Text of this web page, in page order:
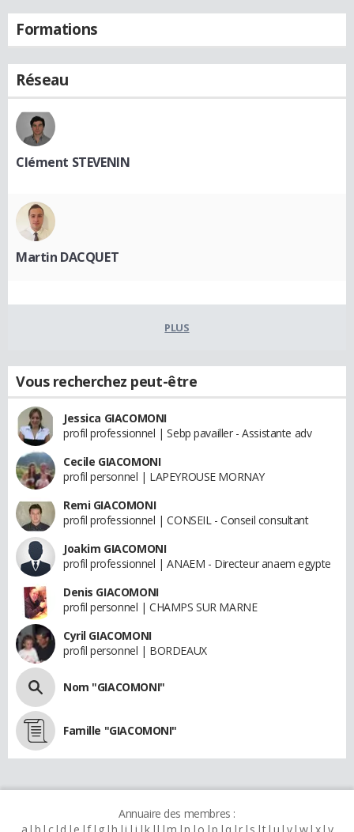
Formations
Réseau
Clément STEVENIN
Martin DACQUET
PLUS
Vous recherchez peut-être
Jessica GIACOMONI
profil professionnel | Sebp pavailler - Assistante adv
Cecile GIACOMONI
profil personnel | LAPEYROUSE MORNAY
Remi GIACOMONI
profil professionnel | CONSEIL - Conseil consultant
Joakim GIACOMONI
profil professionnel | ANAEM - Directeur anaem egypte
Denis GIACOMONI
profil personnel | CHAMPS SUR MARNE
Cyril GIACOMONI
profil personnel | BORDEAUX
Nom "GIACOMONI"
Famille "GIACOMONI"
Annuaire des membres :